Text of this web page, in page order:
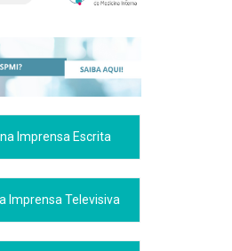
Imprensa Escrita
Imprensa Televisiva